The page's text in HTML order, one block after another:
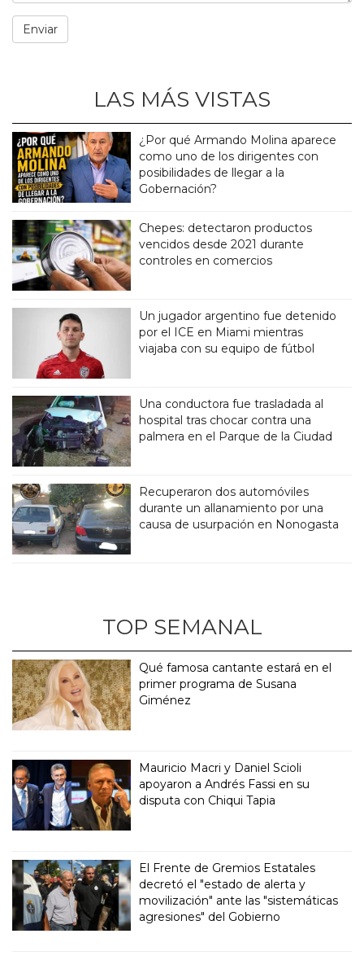
LAS MÁS VISTAS
¿Por qué Armando Molina aparece
como uno de los dirigentes con
posibilidades de llegar a la
Gobernación?
Chepes: detectaron productos
vencidos desde 2021 durante
controles en comercios
Un jugador argentino fue detenido
por el ICE en Miami mientras
viajaba con su equipo de fútbol
Una conductora fue trasladada al
hospital tras chocar contra una
palmera en el Parque de la Ciudad
Recuperaron dos automóviles
durante un allanamiento por una
causa de usurpación en Nonogasta
TOP SEMANAL
Qué famosa cantante estará en el
primer programa de Susana
Giménez
Mauricio Macri y Daniel Scioli
apoyaron a Andrés Fassi en su
disputa con Chiqui Tapia
El Frente de Gremios Estatales
decretó el "estado de alerta y
movilización" ante las "sistemáticas
agresiones" del Gobierno